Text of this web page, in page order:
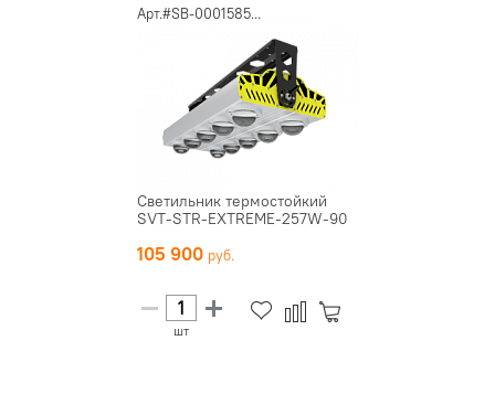
Арт.#SB-0001585...
Светильник термостойкий
SVT-STR-EXTREME-257W-90
105 900
шт